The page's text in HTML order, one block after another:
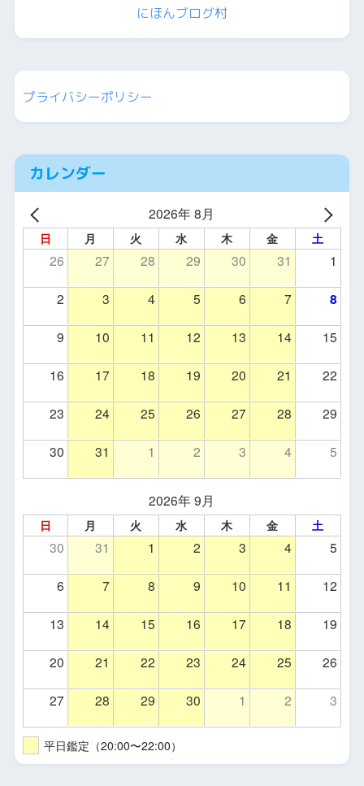
にほんブログ村
プライバシーポリシー
カレンダー
2026年 8月
日 月 火 水 木 金 土
26 27 28 29 30 31 1
2 3 4 5 6 7 8
9 10 11 12 13 14 15
16 17 18 19 20 21 22
23 24 25 26 27 28 29
30 31 1 2 3 4 5
2026年 9月
日 月 火 水 木 金 土
30 31 1 2 3 4 5
6 7 8 9 10 11 12
13 14 15 16 17 18 19
20 21 22 23 24 25 26
27 28 29 30 1 2 3
平日鑑定（20:00〜22:00）